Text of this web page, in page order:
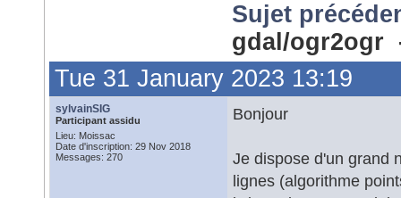
Sujet
gdal/
Tue 31 January 2023 13:19
sylvainSIG
Participant assidu
Lieu: Moissac
Date d'inscription: 29 Nov 2018
Messages: 270
Bonjour
Je dispose d'un grand
lignes (algorithme